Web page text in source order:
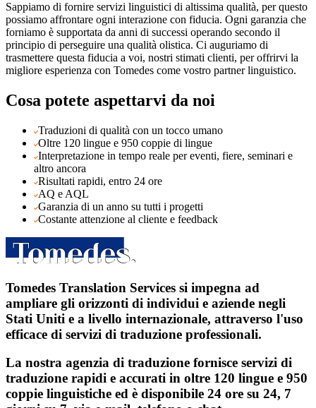
Sappiamo di fornire servizi linguistici di altissima qualità, per questo
possiamo affrontare ogni interazione con fiducia. Ogni garanzia che
forniamo è supportata da anni di successi operando secondo il
principio di perseguire una qualità olistica. Ci auguriamo di
trasmettere questa fiducia a voi, nostri stimati clienti, per offrirvi la
migliore esperienza con Tomedes come vostro partner linguistico.
Cosa potete aspettarvi da noi
Traduzioni di qualità con un tocco umano
Oltre 120 lingue e 950 coppie di lingue
Interpretazione in tempo reale per eventi, fiere, seminari e
altro ancora
Risultati rapidi, entro 24 ore
AQ e AQL
Garanzia di un anno su tutti i progetti
Costante attenzione al cliente e feedback
Tomedes Translation Services si impegna ad
ampliare gli orizzonti di individui e aziende negli
Stati Uniti e a livello internazionale, attraverso l'uso
efficace di servizi di traduzione professionali.
La nostra agenzia di traduzione fornisce servizi di
traduzione rapidi e accurati in oltre 120 lingue e 950
coppie linguistiche ed è disponibile 24 ore su 24, 7